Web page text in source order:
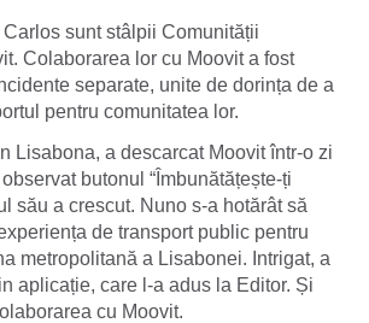
sunt stâlpii Comunității
Colaborarea lor cu Moovit a fost
separate, unite de dorința de a
pentru comunitatea lor.
Lisabona, a descarcat Moovit într-o zi
butonul “Îmbunătățește-ți
său a crescut. Nuno s-a hotărât să
de transport public pentru
metropolitană a Lisabonei. Intrigat, a
aplicație, care l-a adus la Editor. Și
cu Moovit.